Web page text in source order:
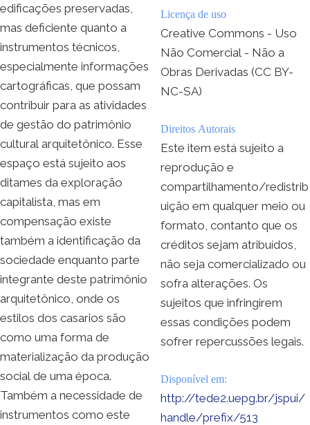
edificações preservadas,
mas deficiente quanto a
instrumentos técnicos,
especialmente informações
cartográficas, que possam
contribuir para as atividades
de gestão do patrimônio
cultural arquitetônico. Esse
espaço está sujeito aos
ditames da exploração
capitalista, mas em
compensação existe
também a identificação da
sociedade enquanto parte
integrante deste patrimônio
arquitetônico, onde os
estilos dos casarios são
como uma forma de
materialização da produção
social de uma época.
Também a necessidade de
instrumentos como este
Licença de uso
Creative Commons - Uso
Não Comercial - Não a
Obras Derivadas (CC BY-
NC-SA)
Direitos Autorais
Este item está sujeito a
reprodução e
compartilhamento/redistrib
uição em qualquer meio ou
formato, contanto que os
créditos sejam atribuídos,
não seja comercializado ou
sofra alterações. Os
sujeitos que infringirem
essas condições podem
sofrer repercussões legais.
Disponível em:
http://tede2.uepg.br/jspui/
handle/prefix/513